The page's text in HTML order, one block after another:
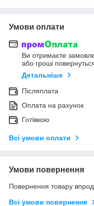
Умови оплати
Ви отримаєте
або гроші
Детальніше
Післяплата
Оплата на рахунок
Готівкою
Всі умови оплати
Умови повернення
Повернення товару
Всі умови повернення